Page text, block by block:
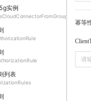
实例
列表
幂等